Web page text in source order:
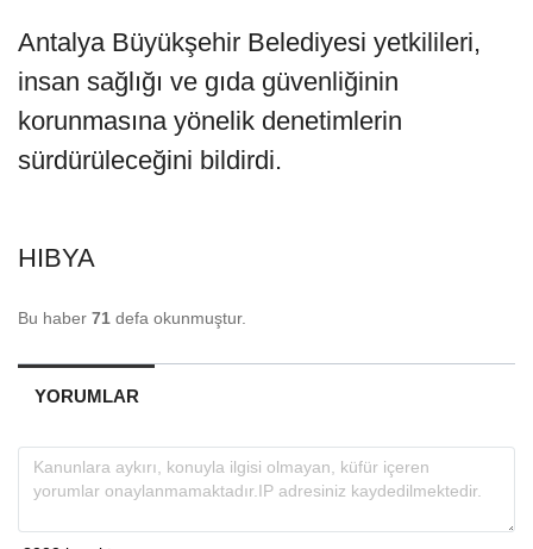
Antalya Büyükşehir Belediyesi yetkilileri,
insan sağlığı ve gıda güvenliğinin
korunmasına yönelik denetimlerin
sürdürüleceğini bildirdi.
HIBYA
Bu haber 71 defa okunmuştur.
YORUMLAR